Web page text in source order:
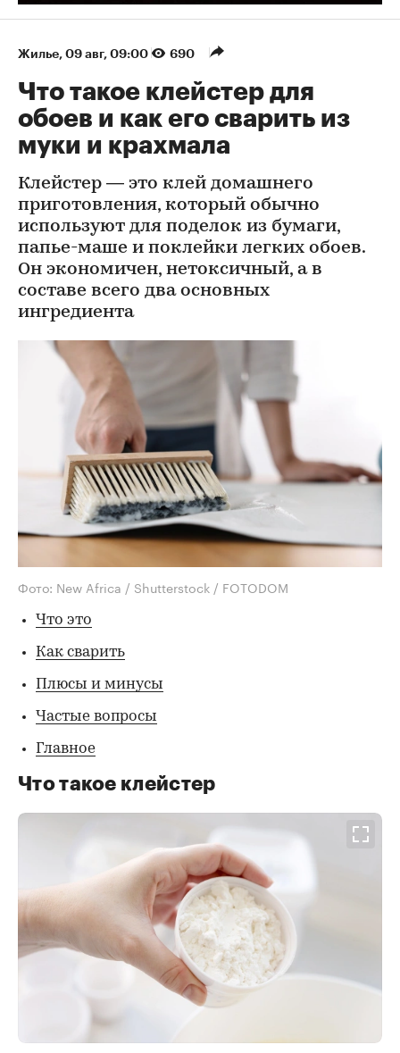
Жилье⁠, 09 авг, 09:00 690
Что такое клейстер для
обоев и как его сварить из
муки и крахмала
Клейстер — это клей домашнего
приготовления, который обычно
используют для поделок из бумаги,
папье-маше и поклейки легких обоев.
Он экономичен, нетоксичный, а в
составе всего два основных
ингредиента
Фото: New Africa / Shutterstock / FOTODOM
Что это
Как сварить
Плюсы и минусы
Частые вопросы
Главное
Что такое клейстер